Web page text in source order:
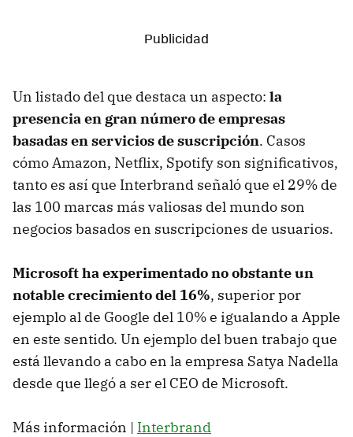
Un listado del que destaca un aspecto: la
presencia en gran número de empresas
basadas en servicios de suscripción. Casos
cómo Amazon, Netflix, Spotify son significativos,
tanto es así que Interbrand señaló que el 29% de
las 100 marcas más valiosas del mundo son
negocios basados en suscripciones de usuarios.
Microsoft ha experimentado no obstante un
notable crecimiento del 16%, superior por
ejemplo al de Google del 10% e igualando a Apple
en este sentido. Un ejemplo del buen trabajo que
está llevando a cabo en la empresa Satya Nadella
desde que llegó a ser el CEO de Microsoft.
Más información | Interbrand